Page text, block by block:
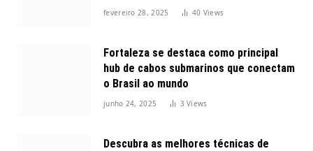
fevereiro 28, 2025 40 Views
Fortaleza se destaca como principal
hub de cabos submarinos que conectam
o Brasil ao mundo
junho 24, 2025 3Views
Descubra as melhores técnicas de